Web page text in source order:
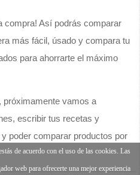
compra! Así podrás comparar
más fácil, úsado y compara tu
para ahorrarte el máximo
próximamente vamos a
escribir tus recetas y
poder comparar productos por
de acuerdo con el uso de las cookies. Las
web para ofrecerte una mejor experiencia